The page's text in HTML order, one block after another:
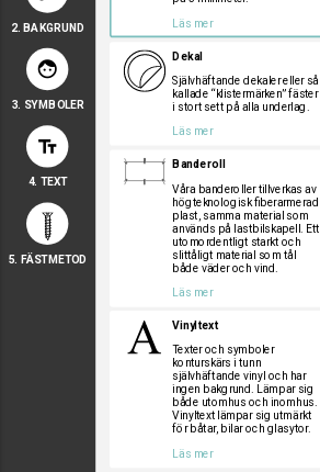
a
a
aa
a
a
2. BAKGRUND
face
3. SYMBOLER
text_fields
4. TEXT
5. FÄSTMETOD
Läs mer
Dekal
Självhäftande dekaler eller så
kallade “klistermärken” fäster
i stort sett på alla underlag.
Läs mer
Banderoll
Våra banderoller tillverkas av
högteknologisk fiberarmerad
plast, samma material som
används på lastbilskapell. Ett
utomordentligt starkt och
slittåligt material som tål
både väder och vind.
Läs mer
Vinyltext
Texter och symboler
konturskärs i tunn
självhäftande vinyl och har
ingen bakgrund. Lämpar sig
både utomhus och inomhus.
Vinyltext lämpar sig utmärkt
för båtar, bilar och glasytor.
Läs mer